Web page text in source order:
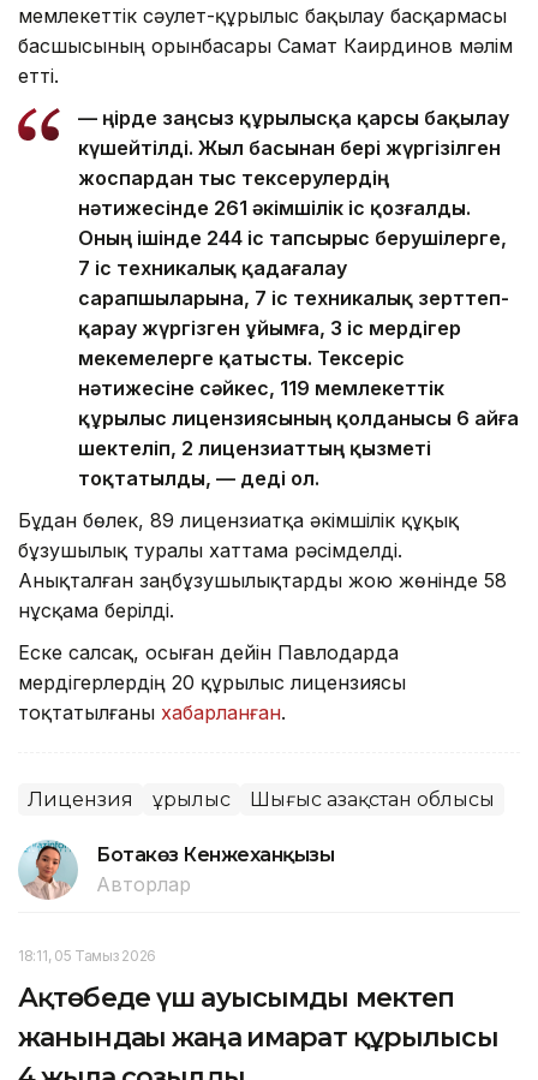
мемлекеттік сәулет-құрылыс бақылау басқармасы
басшысының орынбасары Самат Каирдинов мәлім
етті.
— Өңірде заңсыз құрылысқа қарсы бақылау
күшейтілді. Жыл басынан бері жүргізілген
жоспардан тыс тексерулердің
нәтижесінде 261 әкімшілік іс қозғалды.
Оның ішінде 244 іс тапсырыс берушілерге,
7 іс техникалық қадағалау
сарапшыларына, 7 іс техникалық зерттеп-
қарау жүргізген ұйымға, 3 іс мердігер
мекемелерге қатысты. Тексеріс
нәтижесіне сәйкес, 119 мемлекеттік
құрылыс лицензиясының қолданысы 6 айға
шектеліп, 2 лицензиаттың қызметі
тоқтатылды, — деді ол.
Бұдан бөлек, 89 лицензиатқа әкімшілік құқық
бұзушылық туралы хаттама рәсімделді.
Анықталған заңбұзушылықтарды жою жөнінде 58
нұсқама берілді.
Еске салсақ, осыған дейін Павлодарда
мердігерлердің 20 құрылыс лицензиясы
тоқтатылғаны хабарланған.
Лицензия Құрылыс Шығыс Қазақстан облысы
Ботакөз Кенжеханқызы
Авторлар
18:11, 05 Тамыз 2026
Ақтөбеде үш ауысымды мектеп
жанындағы жаңа ғимарат құрылысы